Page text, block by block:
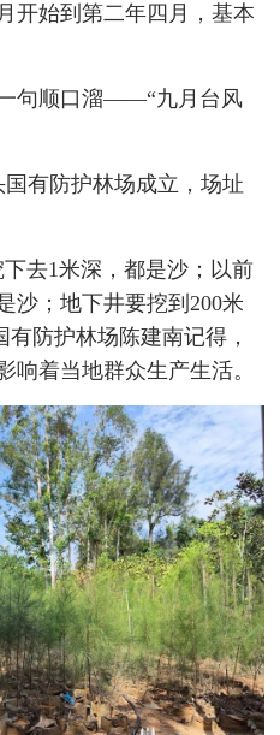
开始到第二年四月，基本
句顺口溜——“九月台风
国有防护林场成立，场址
去1米深，都是沙；以前
沙；地下井要挖到200米
防护林场陈建南记得，
响着当地群众生产生活。